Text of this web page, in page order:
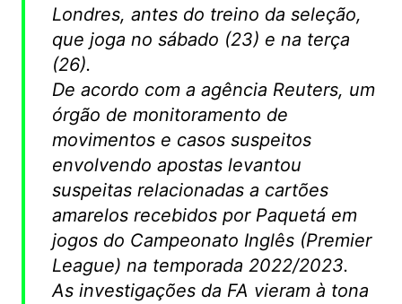
Londres, antes do treino da seleção,
que joga no sábado (23) e na terça
(26).
De acordo com a agência Reuters, um
órgão de monitoramento de
movimentos e casos suspeitos
envolvendo apostas levantou
suspeitas relacionadas a cartões
amarelos recebidos por Paquetá em
jogos do Campeonato Inglês (Premier
League) na temporada 2022/2023.
As investigações da FA vieram à tona